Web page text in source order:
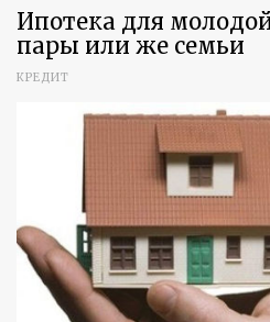
Ипотека для
пары или же семьи
КРЕДИТ